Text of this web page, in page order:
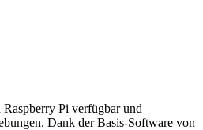
Pi verfügbar und
Dank der Basis-Software von